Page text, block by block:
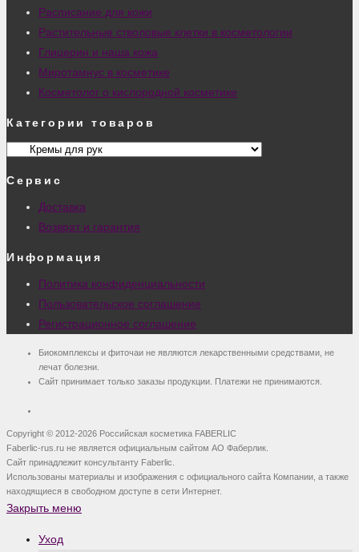
Расписание для кожи
Растительные стволовые клетки в косметологии
Глицерин и наша кожа
Миротамнус в косметике
Косметолог о кислородной косметике
Категории товаров
Сервис
Доставка
Возврат и гарантия
Информация
Политика конфиденциальности
Пользовательское соглашение
Регистрационное соглашение
Биокомплексы и фиточаи не являются лекарственными средствами, не
лечат болезни.
Сайт принимает только заказы продукции. Платежи не принимаются.
Copyright © 2012-2026 Российская косметика FABERLIC
Faberlic-rus.ru не является официальным сайтом АО Фаберлик.
Сайт принадлежит консультанту Faberlic.
Использованы материалы и изображения с официального сайта Компании, а также
находящиеся в свободном доступе в сети Интернет.
Закрыть меню
Уход